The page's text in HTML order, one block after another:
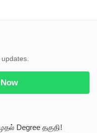
Degree தகுதி!